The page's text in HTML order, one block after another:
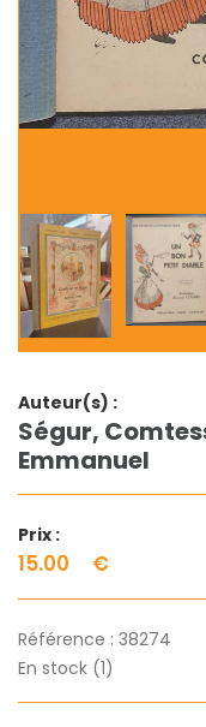
Auteur(s) :
Ségur,
Emmanuel
Prix :
15.00 €
Référence : 38274
En stock (1)